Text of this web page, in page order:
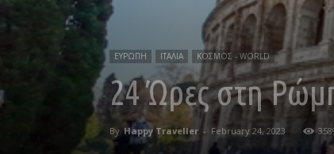
ΕΥΡΩΠΗ ΙΤΑΛΙΑ ΚΟΣΜΟΣ - WORLD
24 Ώρες στη
By Happy Traveller - February 24, 2023